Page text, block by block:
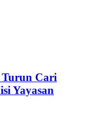
Turun Cari
Yayasan